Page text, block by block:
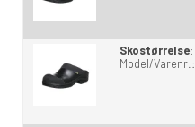
Skostørrelse:
Model/Varenr.: